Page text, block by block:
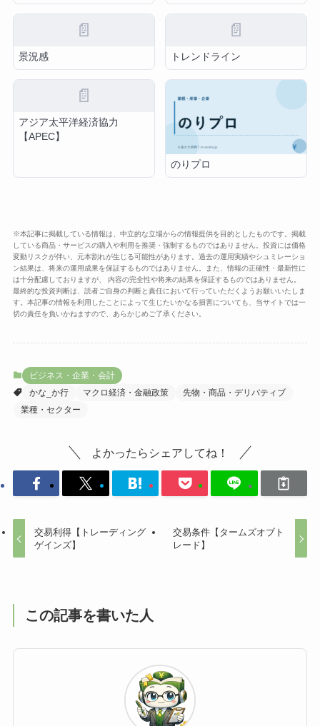
📄
景況感
📄
トレンドライン
📄
アジア太平洋経済協力
【APEC】
のりプロ
※本記事に掲載している情報は、中立的な立場からの情報提供を目的としたものです。掲載
している商品・サービスの購入や利用を推奨・強制するものではありません。投資には価格
変動リスクが伴い、元本割れが生じる可能性があります。過去の運用実績やシュミレーショ
ン結果は、将来の運用成果を保証するものではありません。また、情報の正確性・最新性に
は十分配慮しておりますが、 内容の完全性や将来の結果を保証するものではありません。
最終的な投資判断は、読者ご自身の判断と責任において行っていただくようお願いいたしま
す。本記事の情報を利用したことによって生じたいかなる損害についても、当サイトでは一
切の責任を負いかねますので、あらかじめご了承ください。
ビジネス・企業・会計
かな_か行
マクロ経済・金融政策
先物・商品・デリバティブ
業種・セクター
よかったらシェアしてね！
交易利得【トレーディング
ゲインズ】
交易条件【タームズオブト
レード】
この記事を書いた人